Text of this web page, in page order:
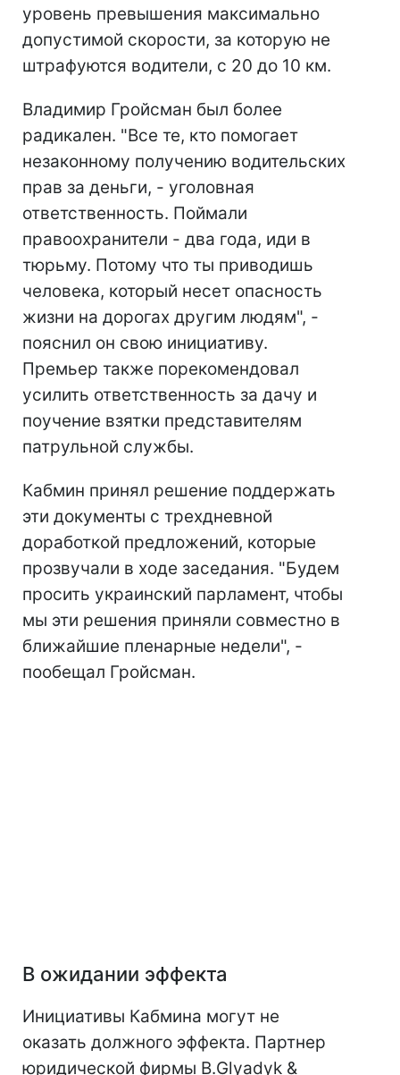
уровень превышения максимально
допустимой скорости, за которую не
штрафуются водители, с 20 до 10 км.
Владимир Гройсман был более
радикален. "Все те, кто помогает
незаконному получению водительских
прав за деньги, - уголовная
ответственность. Поймали
правоохранители - два года, иди в
тюрьму. Потому что ты приводишь
человека, который несет опасность
жизни на дорогах другим людям", -
пояснил он свою инициативу.
Премьер также порекомендовал
усилить ответственность за дачу и
поучение взятки представителям
патрульной службы.
Кабмин принял решение поддержать
эти документы с трехдневной
доработкой предложений, которые
прозвучали в ходе заседания. "Будем
просить украинский парламент, чтобы
мы эти решения приняли совместно в
ближайшие пленарные недели", -
пообещал Гройсман.
В ожидании эффекта
Инициативы Кабмина могут не
оказать должного эффекта. Партнер
юридической фирмы B.Glyadyk &